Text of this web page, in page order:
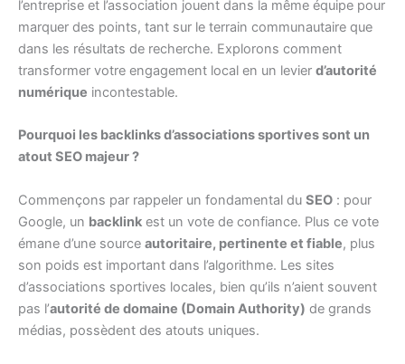
l’entreprise et l’association jouent dans la même équipe pour
marquer des points, tant sur le terrain communautaire que
dans les résultats de recherche. Explorons comment
transformer votre engagement local en un levier d’autorité
numérique incontestable.
Pourquoi les backlinks d’associations sportives sont un
atout SEO majeur ?
Commençons par rappeler un fondamental du SEO : pour
Google, un backlink est un vote de confiance. Plus ce vote
émane d’une source autoritaire, pertinente et fiable, plus
son poids est important dans l’algorithme. Les sites
d’associations sportives locales, bien qu’ils n’aient souvent
pas l’autorité de domaine (Domain Authority) de grands
médias, possèdent des atouts uniques.